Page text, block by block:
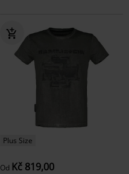
Plus Size
Od Kč 819,00